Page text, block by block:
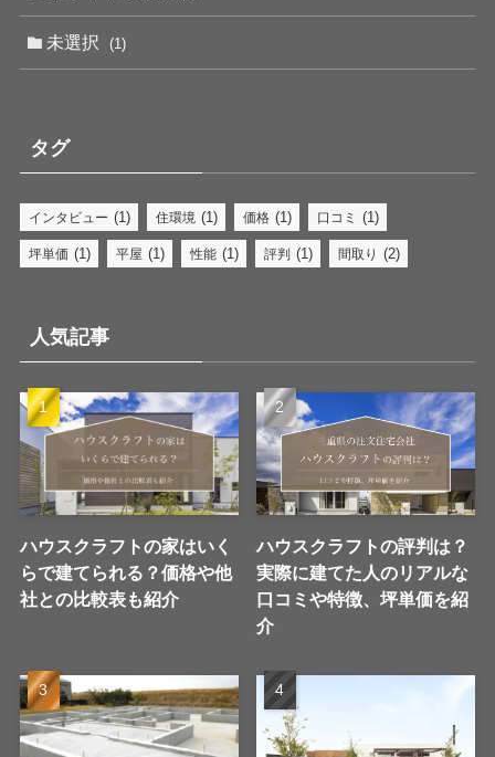
未選択 (1)
タグ
インタビュー (1) 住環境 (1) 価格 (1) 口コミ (1)
坪単価 (1) 平屋 (1) 性能 (1) 評判 (1) 間取り (2)
人気記事
ハウスクラフトの家はいく
らで建てられる？価格や他
社との比較表も紹介
ハウスクラフトの評判は？
実際に建てた人のリアルな
口コミや特徴、坪単価を紹
介